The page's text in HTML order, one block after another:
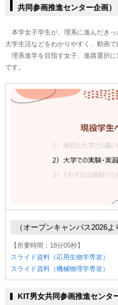
共同参画推進センター企画）
本学女子学生が、理系に進んだきっ
大学生活などをわかりやすく、動画で
理系進学を目指す女子、進路選択
です。
（オープンキャンパス2026よ
【所要時間：18分05秒】
スライド資料（応用生物学専攻）
スライド資料（機械物理学専攻）
KIT男女共同参画推進センタ